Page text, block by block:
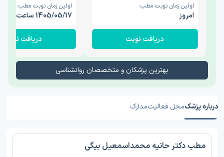
اولین زمان نوبت مطب:
امروز
دریافت نوبت
اولین زمان نوبت مطب:
1405/05/17 ساعت 15:00
دریافت نوبت
بهترین پزشکان و متخصصان روانشناسی
درباره پزشکمحل فعالیتمدارک
مطب دکتر حانیه محمداسمعیل بیگی